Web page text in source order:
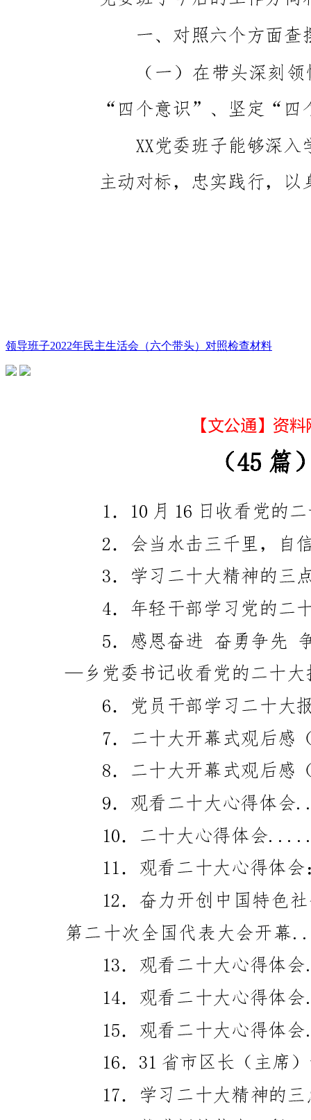
领导班子2022年民主生活会（六个带头）对照检查材料